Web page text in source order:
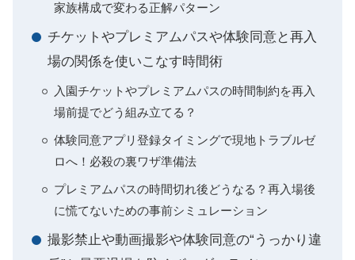
家族構成で変わる正解パターン
チケットやプレミアムパスや体験同意と再入
場の関係を使いこなす時間術
入園チケットやプレミアムパスの時間制約を再入
場前提でどう組み立てる？
体験同意アプリ登録タイミングで現地トラブルゼ
ロへ！必殺の裏ワザ準備法
プレミアムパスの時間切れ後どうなる？再入場後
に慌てないための事前シミュレーション
撮影禁止や動画撮影や体験同意の“うっかり違